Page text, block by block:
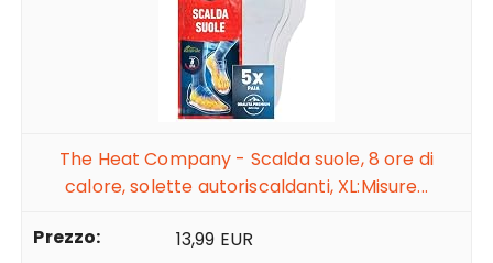
The Heat Company - Scalda suole, 8 ore di
calore, solette autoriscaldanti, XL:Misure...
13,99 EUR